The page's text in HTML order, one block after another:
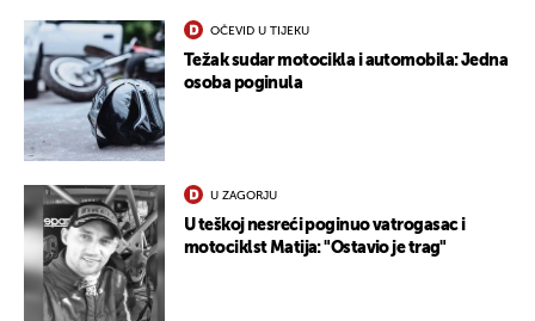
OČEVID U TIJEKU
Težak sudar motocikla i automobila: Jedna
osoba poginula
U ZAGORJU
U teškoj nesreći poginuo vatrogasac i
motociklst Matija: "Ostavio je trag"